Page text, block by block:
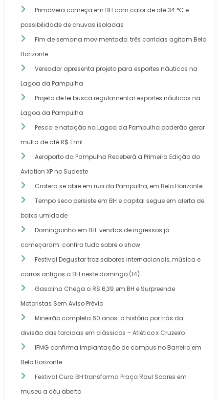
Primavera começa em BH com calor de até 34 °C e
possibilidade de chuvas isoladas
Fim de semana movimentado: três corridas agitam Belo
Horizonte
Vereador apresenta projeto para esportes náuticos na
Lagoa da Pampulha
Projeto de lei busca regulamentar esportes náuticos na
Lagoa da Pampulha
Pesca e natação na Lagoa da Pampulha poderão gerar
multa de até R$ 1 mil
Aeroporto da Pampulha Receberá a Primeira Edição do
Aviation XP no Sudeste
Cratera se abre em rua da Pampulha, em Belo Horizonte
Tempo seco persiste em BH e capital segue em alerta de
baixa umidade
Dominguinho em BH: vendas de ingressos já
começaram: confira tudo sobre o show
Festival Degustar traz sabores internacionais, música e
carros antigos a BH neste domingo (14)
Gasolina Chega a R$ 6,39 em BH e Surpreende
Motoristas Sem Aviso Prévio
Mineirão completa 60 anos: a história por trás da
divisão das torcidas em clássicos – Atlético x Cruzeiro
IFMG confirma implantação de campus no Barreiro em
Belo Horizonte
Festival Cura BH transforma Praça Raul Soares em
museu a céu aberto